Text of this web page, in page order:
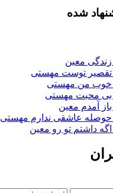
شده
زندگی معین
تقصیر توست مهستی
خوب من مهستی
بی محبت مهستی
باز آمدم معین
حوصله عاشقی ندارم مهستی
اگه داشتم تو رو معین